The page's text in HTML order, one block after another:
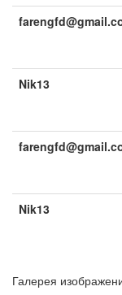
Nik13
Nik13
Галерея